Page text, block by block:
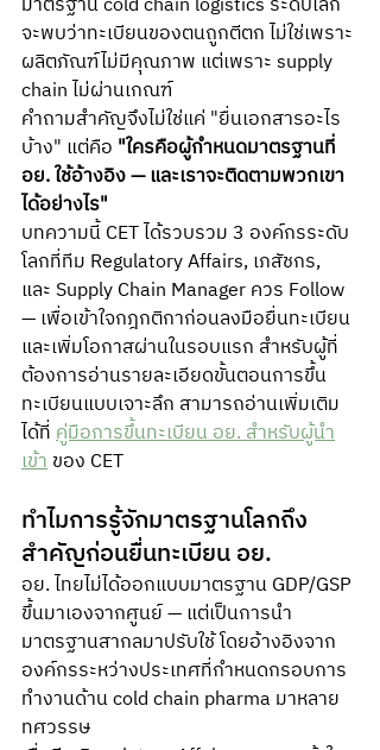
จะพบว่าทะเบียนของตนถูกตีตก ไม่ใช่เพราะ
ผลิตภัณฑ์ไม่มีคุณภาพ แต่เพราะ supply
chain ไม่ผ่านเกณฑ์
คำถามสำคัญจึงไม่ใช่แค่ "ยื่นเอกสารอะไร
บ้าง" แต่คือ "ใครคือผู้กำหนดมาตรฐานที่
อย. ใช้อ้างอิง — และเราจะติดตามพวกเขา
ได้อย่างไร"
บทความนี้ CET ได้รวบรวม 3 องค์กรระดับ
โลกที่ทีม Regulatory Affairs, เภสัชกร,
และ Supply Chain Manager ควร Follow
— เพื่อเข้าใจกฎกติกาก่อนลงมือยื่นทะเบียน
และเพิ่มโอกาสผ่านในรอบแรก สำหรับผู้ที่
ต้องการอ่านรายละเอียดขั้นตอนการขึ้น
ทะเบียนแบบเจาะลึก สามารถอ่านเพิ่มเติม
ได้ที่ คู่มือการขึ้นทะเบียน อย. สำหรับผู้นำ
เข้า ของ CET
ทำไมการรู้จักมาตรฐานโลกถึง
สำคัญก่อนยื่นทะเบียน อย.
อย. ไทยไม่ได้ออกแบบมาตรฐาน GDP/GSP
ขึ้นมาเองจากศูนย์ — แต่เป็นการนำ
มาตรฐานสากลมาปรับใช้ โดยอ้างอิงจาก
องค์กรระหว่างประเทศที่กำหนดกรอบการ
ทำงานด้าน cold chain pharma มาหลาย
ทศวรรษ